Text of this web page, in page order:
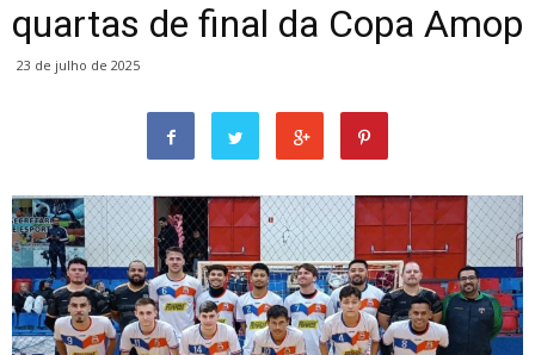
quartas de final da Copa Amop
23 de julho de 2025